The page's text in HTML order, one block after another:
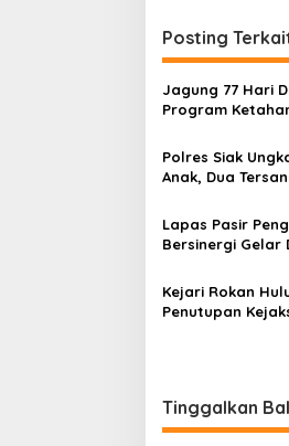
Posting
Jagung 77 Hari
Program
Polres Siak
Anak, Dua
Lapas Pasir
Bersinergi Gelar
Kejari Rokan
Penutupan
Tinggalkan